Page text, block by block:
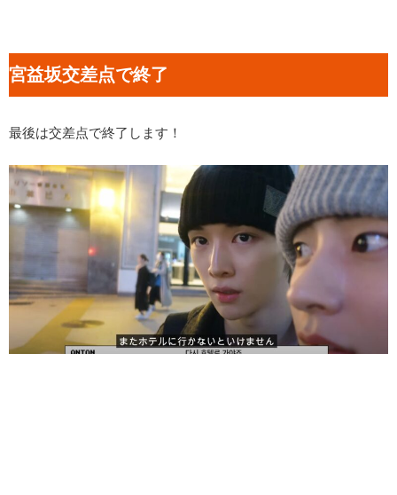
宮益坂交差点で終了
最後は交差点で終了します！